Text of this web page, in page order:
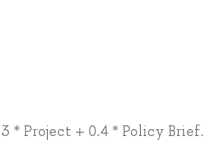
* Project + 0.4 * Policy Brief.